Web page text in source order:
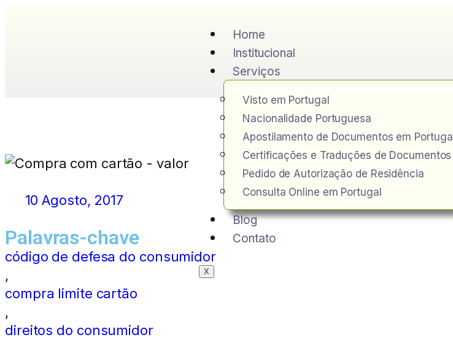
Home
Institucional
Serviços
Visto em Portugal
Nacionalidade Portuguesa
Apostilamento de Documentos em Portugal
Certificações e Traduções de Documentos
Pedido de Autorização de Residência
Consulta Online em Portugal
Blog
Contato
X
10 Agosto, 2017
Palavras-chave
código de defesa do consumidor
,
compra limite cartão
,
direitos do consumidor